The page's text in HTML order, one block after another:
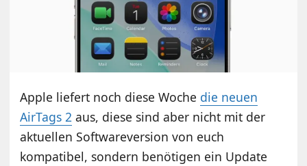
Apple liefert noch diese Woche die neuen
AirTags 2 aus, diese sind aber nicht mit der
aktuellen Softwareversion von euch
kompatibel, sondern benötigen ein Update